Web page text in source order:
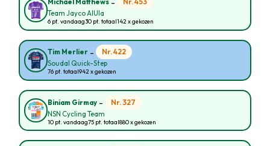
Michael Matthews
Team Jayco AlUla
6 pt. vandaag30 pt. totaal142 x gekozen
Tim Merlier - Nr. 422
Soudal Quick-Step
76 pt. totaal942 x gekozen
Biniam Girmay - Nr. 327
NSN Cycling Team
10 pt. vandaag75 pt. totaal880 x gekozen